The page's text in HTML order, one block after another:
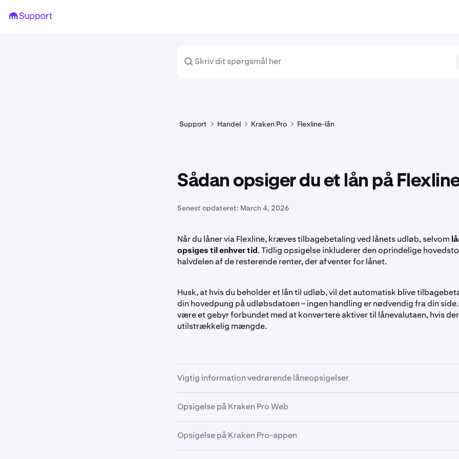
Support Handel Kraken Pro Flexline-lån
Sådan opsiger du et lån på
Senest opdateret: March 4, 2026
Når du låner via Flexline, kræves tilbagebetaling ved lånets udløb, selvom
opsiges til enhver tid. Tidlig opsigelse inkluderer den oprindelige
halvdelen af de resterende renter, der afventer for lånet.
Husk, at hvis du beholder et lån til udløb, vil det automatisk blive
din hovedpung på udløbsdatoen – ingen handling er nødvendig fra din
være et gebyr forbundet med at konvertere aktiver til lånevalutaen, hvis
utilstrækkelig mængde.
Vigtig information vedrørende låneopsigelser
Tidlig opsigelse af et Flexline-lån
Flexline-lån kan opsiges før deres planlagte udløbsdato, men dette kan
betydelige gebyrer afhængigt af lånets løbetid, rentesats og størrelse i
af din portefølje.
Opsigelse på Kraken Pro Web
1 Klik på Lån i venstre panel.
Opsigelse på Kraken Pro-appen